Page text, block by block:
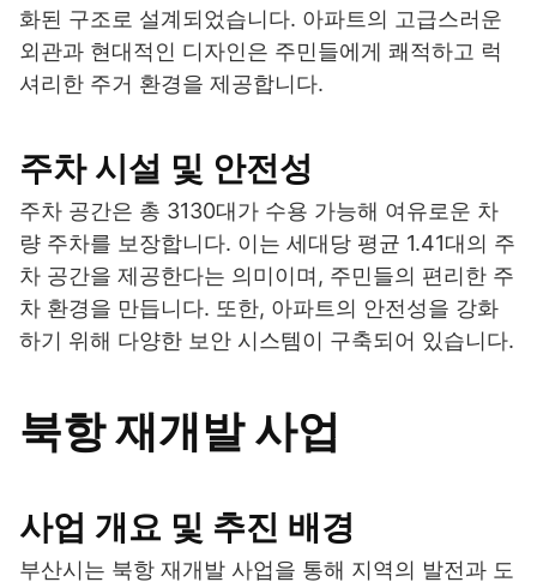
화된 구조로 설계되었습니다. 아파트의 고급스러운
외관과 현대적인 디자인은 주민들에게 쾌적하고 럭
셔리한 주거 환경을 제공합니다.
주차 시설 및 안전성
주차 공간은 총 3130대가 수용 가능해 여유로운 차
량 주차를 보장합니다. 이는 세대당 평균 1.41대의 주
차 공간을 제공한다는 의미이며, 주민들의 편리한 주
차 환경을 만듭니다. 또한, 아파트의 안전성을 강화
하기 위해 다양한 보안 시스템이 구축되어 있습니다.
북항 재개발 사업
사업 개요 및 추진 배경
부산시는 북항 재개발 사업을 통해 지역의 발전과 도